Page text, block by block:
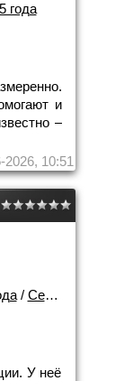
года
и
–
2026, 10:51
/ Сериалы
У неё